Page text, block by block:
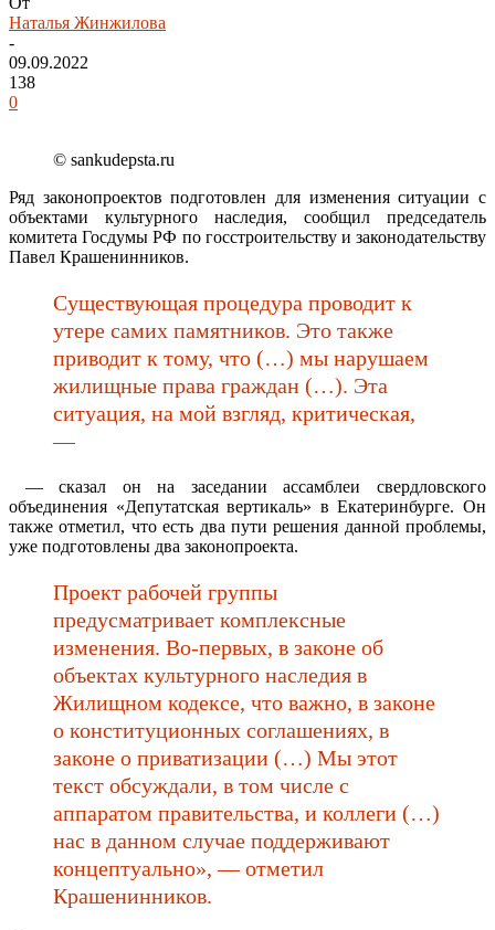
Наталья Жинжилова
-
09.09.2022
138
0
© sankudepsta.ru
Ряд законопроектов подготовлен для изменения ситуации с
объектами культурного наследия, сообщил председатель
комитета Госдумы РФ по госстроительству и законодательству
Павел Крашенинников.
Существующая процедура проводит к
утере самих памятников. Это также
приводит к тому, что (…) мы нарушаем
жилищные права граждан (…). Эта
ситуация, на мой взгляд, критическая,
—
— сказал он на заседании ассамблеи свердловского
объединения «Депутатская вертикаль» в Екатеринбурге. Он
также отметил, что есть два пути решения данной проблемы,
уже подготовлены два законопроекта.
Проект рабочей группы
предусматривает комплексные
изменения. Во-первых, в законе об
объектах культурного наследия в
Жилищном кодексе, что важно, в законе
о конституционных соглашениях, в
законе о приватизации (…) Мы этот
текст обсуждали, в том числе с
аппаратом правительства, и коллеги (…)
нас в данном случае поддерживают
концептуально», — отметил
Крашенинников.